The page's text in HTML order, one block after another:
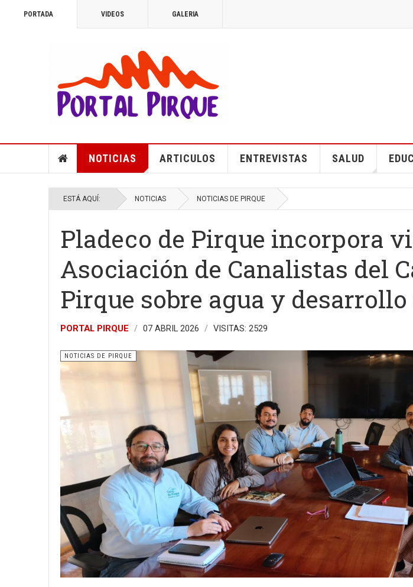
PORTADA VIDEOS GALERIA
NOTICIAS ARTICULOS ENTREVISTAS SALUD
ESTÁ AQUÍ: NOTICIAS NOTICIAS DE PIRQUE
Pladeco de Pirque incorpora
Asociación de Canalistas del
Pirque sobre agua y
PORTAL PIRQUE 07 ABRIL 2026 VISITAS: 2529
NOTICIAS DE PIRQUE